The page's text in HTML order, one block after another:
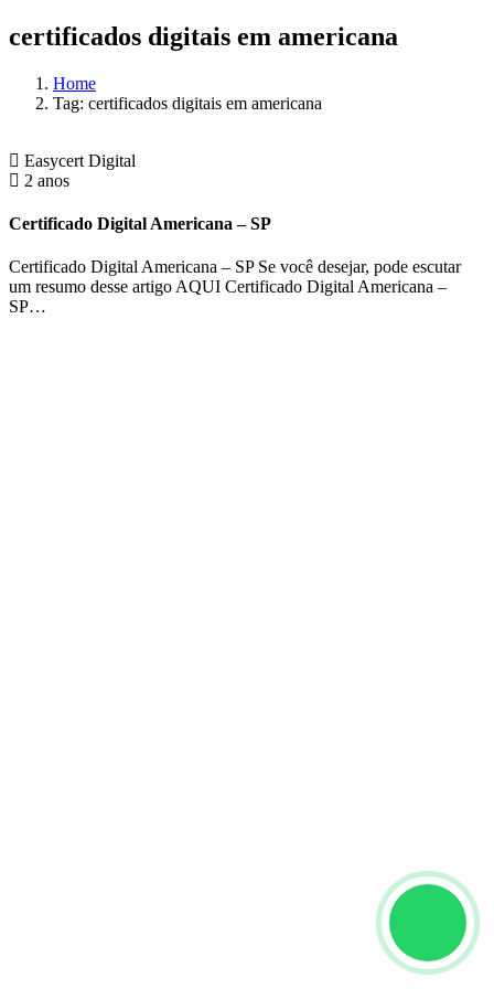
certificados digitais em americana
Home
Tag: certificados digitais em americana
Easycert Digital
2 anos
Certificado Digital Americana – SP
Certificado Digital Americana – SP Se você desejar, pode escutar
um resumo desse artigo AQUI Certificado Digital Americana –
SP…